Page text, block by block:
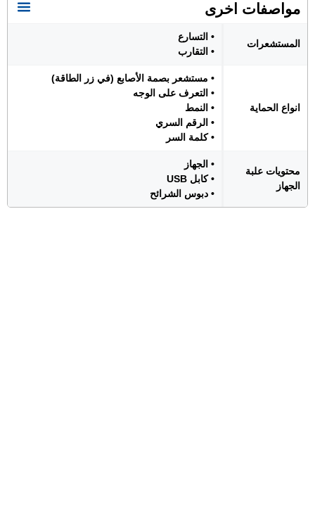
مواصفات اخرى
المستشعرات
• التسارع
• التقارب
انواع الحماية
• مستشعر بصمة الأصابع (في زر الطاقة)
• التعرف على الوجه
• النمط
• الرقم السري
• كلمة السر
محتويات علبة
الجهاز
• الجهاز
• كابل USB
• دبوس الشرائح